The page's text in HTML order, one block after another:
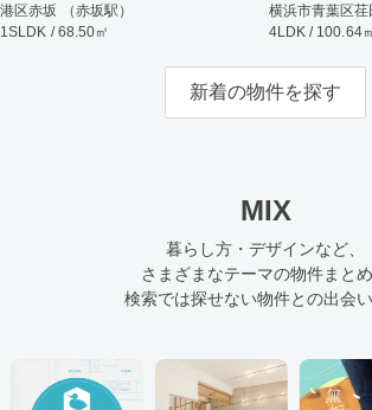
港区赤坂 （赤坂駅）
1SLDK / 68.50㎡
横浜市青葉区荏
4LDK / 100.64
新着の物件を探す
MIX
暮らし方・デザインなど、
さまざまなテーマの物件まとめ
検索では探せない物件との出会い